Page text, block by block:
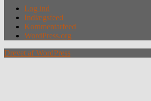
Log ind
Indlægsfeed
Kommentarfeed
WordPress.org
Drevet af WordPress